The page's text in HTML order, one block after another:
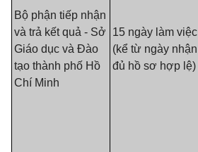
Bộ phận tiếp nhận
và trả kết quả - Sở
Giáo dục và Đào
tạo thành phố Hồ
Chí Minh
15 ngày làm việc
(kể từ ngày nhận
đủ hồ sơ hợp lệ)